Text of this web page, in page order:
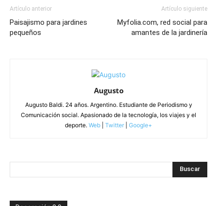
Artículo anterior
Paisajismo para jardines
pequeños
Artículo siguiente
Myfolia.com, red social para
amantes de la jardinería
Augusto
Augusto Baldi. 24 años. Argentino. Estudiante de Periodismo y
Comunicación social. Apasionado de la tecnología, los viajes y el
deporte. Web Twitter Google+